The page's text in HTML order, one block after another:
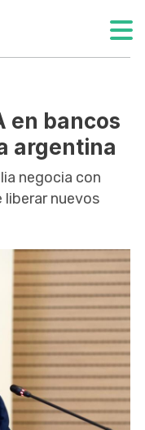
en bancos
argentina
negocia con
nuevos